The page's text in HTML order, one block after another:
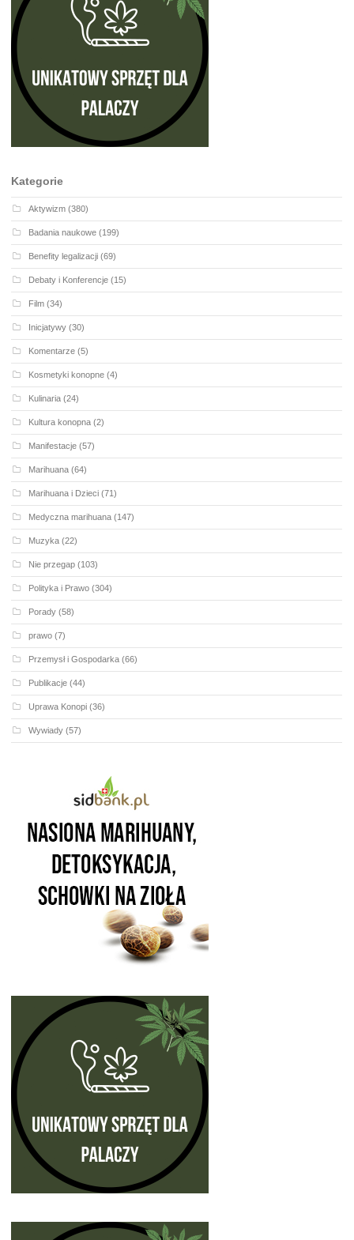
Kategorie
Aktywizm (380)
Badania naukowe (199)
Benefity legalizacji (69)
Debaty i Konferencje (15)
Film (34)
Inicjatywy (30)
Komentarze (5)
Kosmetyki konopne (4)
Kulinaria (24)
Kultura konopna (2)
Manifestacje (57)
Marihuana (64)
Marihuana i Dzieci (71)
Medyczna marihuana (147)
Muzyka (22)
Nie przegap (103)
Polityka i Prawo (304)
Porady (58)
prawo (7)
Przemysł i Gospodarka (66)
Publikacje (44)
Uprawa Konopi (36)
Wywiady (57)